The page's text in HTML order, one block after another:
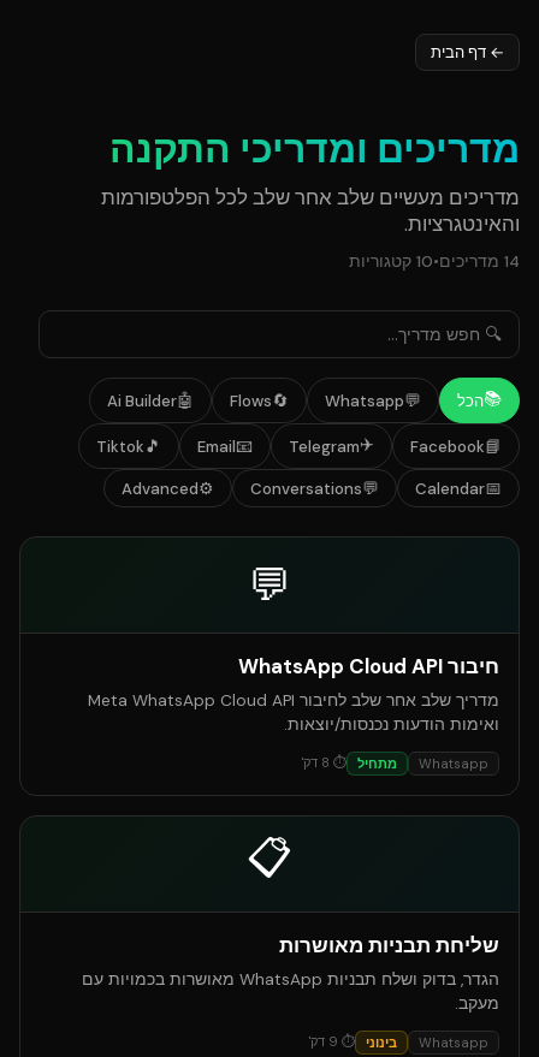
← דף הבית
מדריכים ומדריכי התקנה
מדריכים מעשיים שלב אחר שלב לכל הפלטפורמות
והאינטגרציות.
14 מדריכים•
10 קטגוריות
📚הכל 💬
Whatsapp
🔄
Flows
🤖
Ai Builder
📘
Facebook
✈️
Telegram
📧
Email
🎵
Tiktok
📅
Calendar
💬
Conversations
⚙️
Advanced
💬
חיבור WhatsApp Cloud API
מדריך שלב אחר שלב לחיבור Meta WhatsApp Cloud API
ואימות הודעות נכנסות/יוצאות.
Whatsapp מתחיל ⏱
8 דק'
📋
שליחת תבניות מאושרות
הגדר, בדוק ושלח תבניות WhatsApp מאושרות בכמויות עם
מעקב.
Whatsapp בינוני ⏱
9 דק'